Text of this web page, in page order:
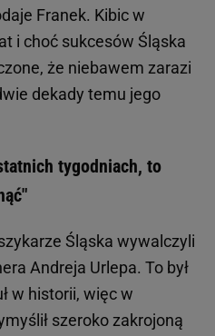
Franek. Kibic w
i choć sukcesów Śląska
że niebawem zarazi
dekady temu jego
tygodniach, to
Śląska wywalczyli
Andreja Urlepa. To był
w historii, więc w
szeroko zakrojoną